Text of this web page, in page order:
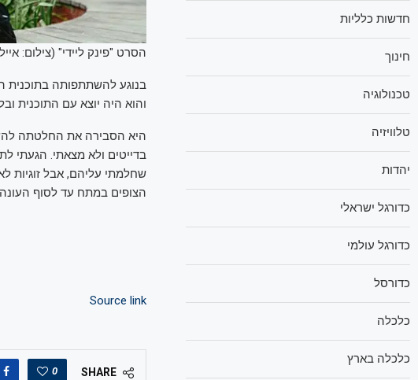
הסרט "פינק ליידי" (צילום:
בנוגע להשתתפותה בתוכנית
והוא היה יוצא עם התוכנית
היא הסבירה את החלטתה
שחלמתי עליהם, אבל זוגיות
הצופים במתח עד לסוף העונה.
Source link
SHARE
0
חדשות כלליות
חינוך
טכנולוגיה
טלוויזיה
יהדות
כדורגל ישראלי
כדורגל עולמי
כדורסל
כלכלה
כלכלה בארץ